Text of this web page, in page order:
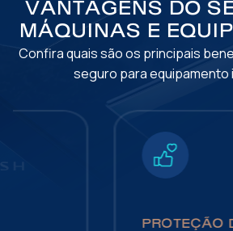
VANTAGENS DO
MÁQUINAS E
Confira quais são os principais
seguro para equipamento
PROTEÇÃO